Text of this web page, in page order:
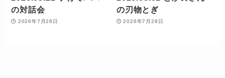
の対話会
2026年7月28日
の刃物とぎ
2026年7月28日